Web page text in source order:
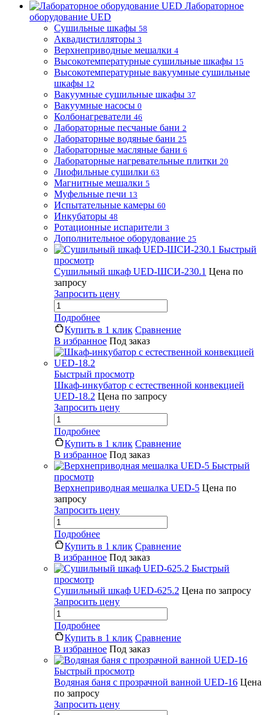
Лабораторное
оборудование UED
Сушильные шкафы 58
Аквадистилляторы 3
Верхнеприводные мешалки 4
Высокотемпературные сушильные шкафы 15
Высокотемпературные вакуумные сушильные
шкафы 12
Вакуумные сушильные шкафы 37
Вакуумные насосы 0
Колбонагреватели 46
Лабораторные песчаные бани 2
Лабораторные водяные бани 25
Лабораторные масляные бани 6
Лабораторные нагревательные плитки 20
Лиофильные сушилки 63
Магнитные мешалки 5
Муфельные печи 13
Испытательные камеры 60
Инкубаторы 48
Ротационные испарители 3
Дополнительное оборудование 25
Быстрый
просмотр
Сушильный шкаф UED-ШСИ-230.1 Цена по
запросу
Запросить цену
Подробнее
Купить в 1 клик Сравнение
В избранное Под заказ
Быстрый просмотр
Шкаф-инкубатор с естественной конвекцией
UED-18.2 Цена по запросу
Запросить цену
Подробнее
Купить в 1 клик Сравнение
В избранное Под заказ
Быстрый
просмотр
Верхнеприводная мешалка UED-5 Цена по
запросу
Запросить цену
Подробнее
Купить в 1 клик Сравнение
В избранное Под заказ
Быстрый
просмотр
Сушильный шкаф UED-625.2 Цена по запросу
Запросить цену
Подробнее
Купить в 1 клик Сравнение
В избранное Под заказ
Быстрый просмотр
Водяная баня с прозрачной ванной UED-16 Цена
по запросу
Запросить цену